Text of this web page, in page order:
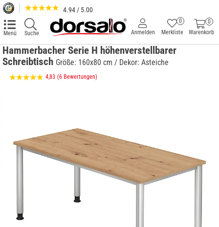
4.94 / 5.00
Menü Suche
0
Warenkorb
Merkliste
0
Anmelden
Hammerbacher Serie H höhenverstellbarer
Schreibtisch Größe: 160x80 cm / Dekor: Asteiche
4,83 (6 Bewertungen)